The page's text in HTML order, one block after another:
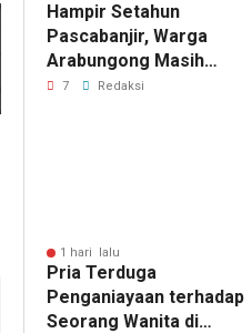
Hampir Setahun
Pascabanjir, Warga
Arabungong Masih
Menunggu Bantuan
7 Redaksi
1 hari lalu
Pria Terduga
Penganiayaan terhadap
Seorang Wanita di